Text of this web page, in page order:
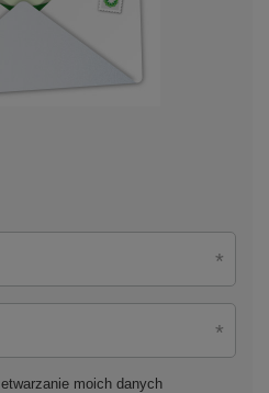
moich danych